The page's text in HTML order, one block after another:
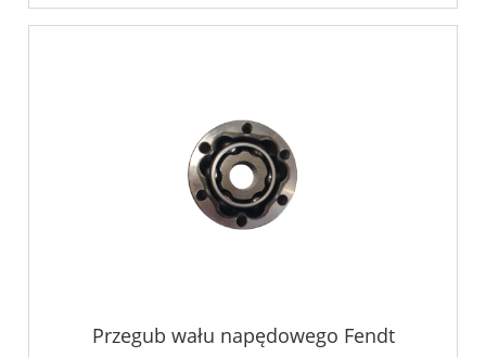
Przegub wału napędowego Fendt